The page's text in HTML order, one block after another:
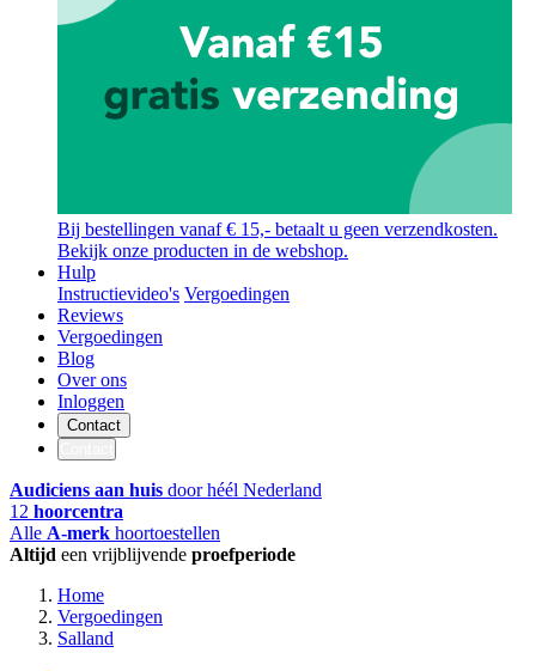
Bij bestellingen vanaf € 15,- betaalt u geen verzendkosten.
Bekijk onze producten in de webshop.
Hulp
Instructievideo's Vergoedingen
Reviews
Vergoedingen
Blog
Over ons
Inloggen
Contact
Audiciens aan huis door héél Nederland
12 hoorcentra
Alle A-merk hoortoestellen
Altijd een vrijblijvende proefperiode
Home
Vergoedingen
Salland